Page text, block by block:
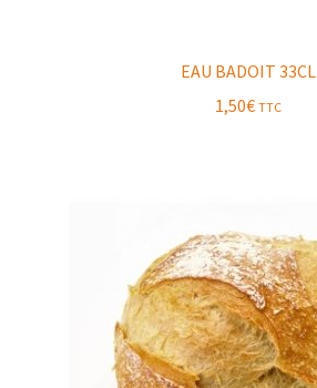
EAU BADOIT 33CL
1,50€ TTC